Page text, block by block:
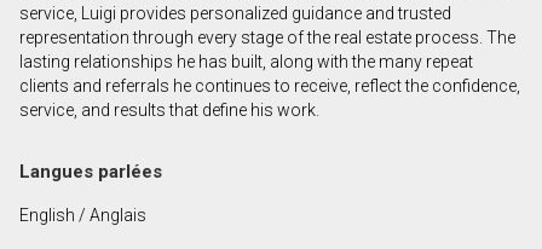
service, Luigi provides personalized guidance and trusted
representation through every stage of the real estate process. The
lasting relationships he has built, along with the many repeat
clients and referrals he continues to receive, reflect the confidence,
service, and results that define his work.
Langues parlées
English / Anglais